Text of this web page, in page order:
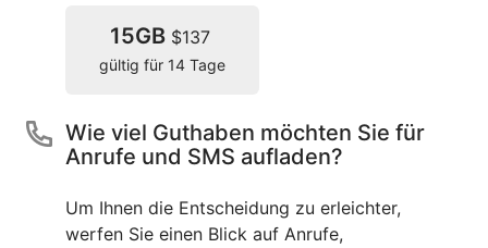
15GB $137
gültig für 14 Tage
Wie viel Guthaben möchten Sie für
Anrufe und SMS aufladen?
Um Ihnen die Entscheidung zu erleichter,
werfen Sie einen Blick auf Anrufe,